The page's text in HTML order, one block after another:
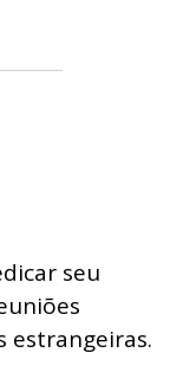
seu
estrangeiras.